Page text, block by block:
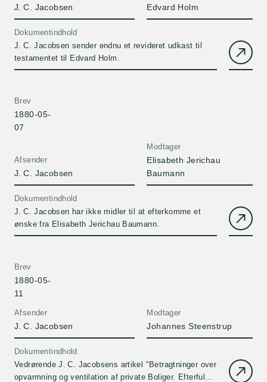
J. C. Jacobsen Edvard Holm
Dokumentindhold
J. C. Jacobsen sender endnu et revideret udkast til
testamentet til Edvard Holm.
Afsender
J. C. Jacobsen
Brev
1880-05-
07
Modtager
Elisabeth Jerichau
Baumann
Dokumentindhold
J. C. Jacobsen har ikke midler til at efterkomme et
ønske fra Elisabeth Jerichau Baumann.
Afsender
J. C. Jacobsen
Brev
1880-05-
11
Modtager
Johannes Steenstrup
Dokumentindhold
Vedrørende J. C. Jacobsens artikel "Betragtninger over
opvarmning og ventilation af private Boliger. Efterfulgt